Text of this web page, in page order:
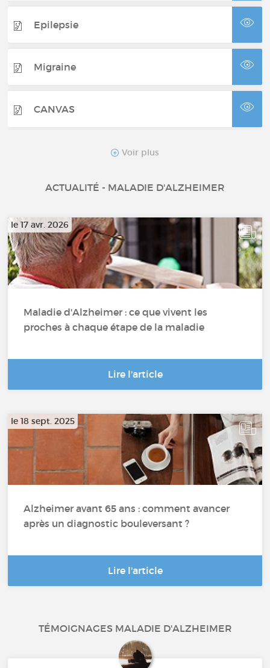
Epilepsie
Migraine
CANVAS
Maladie de Charcot-Marie-Tooth
Sclérose latérale amyotrophique
Syndrome de Guillain-Barré
Maladie de Creutzfeldt-Jakob
Voir plus
ACTUALITÉ - MALADIE D'ALZHEIMER
le 17 avr. 2026
Maladie d'Alzheimer : ce que vivent les
proches à chaque étape de la maladie
Lire l'article
le 18 sept. 2025
Alzheimer avant 65 ans : comment avancer
après un diagnostic bouleversant ?
Lire l'article
TÉMOIGNAGES MALADIE D'ALZHEIMER